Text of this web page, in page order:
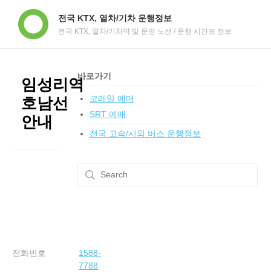
전국 KTX, 열차/기차 운행정보
전국 KTX, 열차/기차역 및 운영 노선 / 운행 시간표 정보
임성리역
호남선
안내
전화번호
1588-
7788
바로가기
코레일 예매
SRT 예매
전국 고속/시외 버스 운행정보